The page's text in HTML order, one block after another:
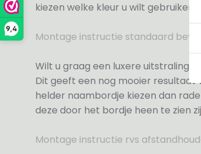
9,4
kiezen welke kleur u wilt gebruiken.
Montage instructie standaard
Wilt u graag een luxere uitstraling
Dit geeft een nog mooier resultaat
helder naambordje kiezen dan
deze door het bordje heen te zien
Montage instructie rvs